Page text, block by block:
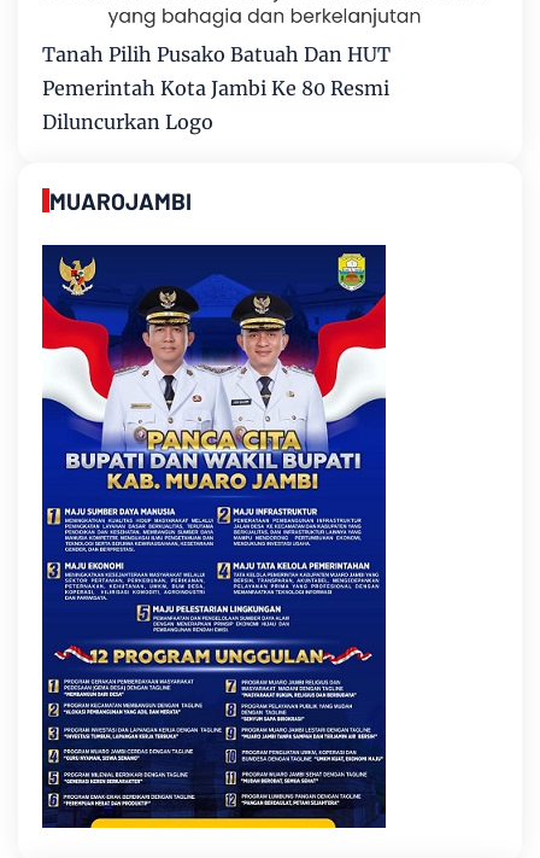
Tanah Pilih Pusako Batuah Dan HUT
Pemerintah Kota Jambi Ke 80 Resmi
Diluncurkan Logo
MUAROJAMBI